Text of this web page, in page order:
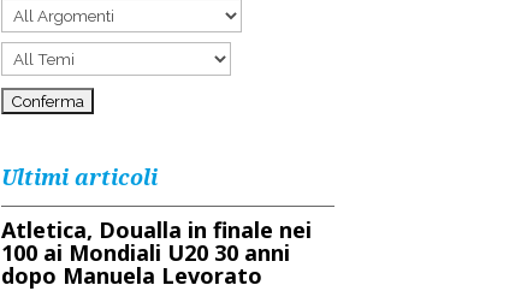
Ultimi articoli
Atletica, Doualla in finale nei
100 ai Mondiali U20 30 anni
dopo Manuela Levorato